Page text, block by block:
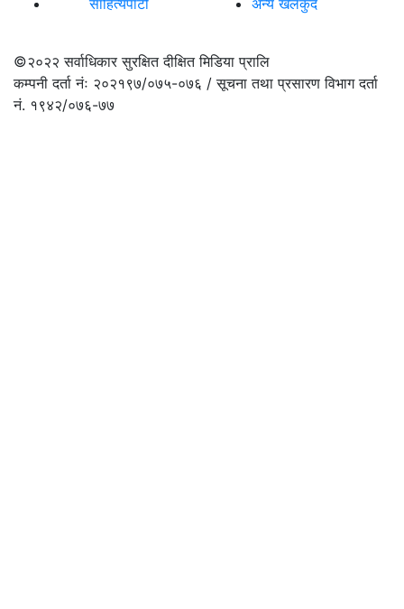
©२०२२सर्वाधिकार सुरक्षित दीक्षित मिडिया प्रालि
कम्पनी दर्ता नंः २०२१९७/०७५-०७६ / सूचना तथा प्रसारण विभाग दर्ता
नं. १९४२/०७६-७७